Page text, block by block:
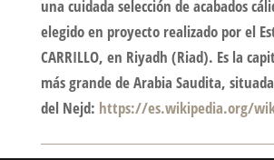
una cuidada selección de acabados
elegido en proyecto realizado por el
CARRILLO, en Riyadh (Riad). Es la
más grande de Arabia Saudita,
del Nejd: https://es.wikipedia.org/